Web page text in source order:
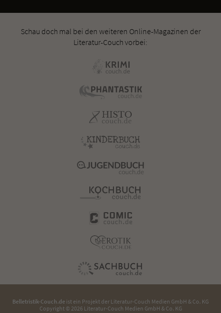
Schau doch mal bei den weiteren Online-Magazinen der
Literatur-Couch vorbei:
Belletristik-Couch.de ist ein Projekt der Literatur-Couch Medien GmbH & Co. KG
Copyright © 2026 Literatur-Couch Medien GmbH & Co. KG